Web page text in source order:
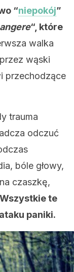
“niepokój”
angere“, które
walka
wąski
przechodzące
trauma
odczuć
bóle głowy,
czaszkę,
Wszystkie te
paniki.